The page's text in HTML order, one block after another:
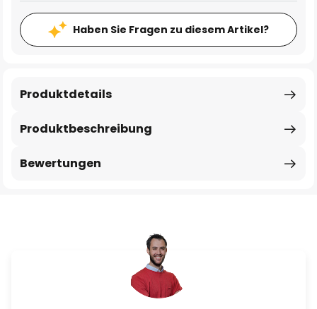
Haben Sie Fragen zu diesem Artikel?
Produktbeschreibung
Produktdetails
Bewertungen